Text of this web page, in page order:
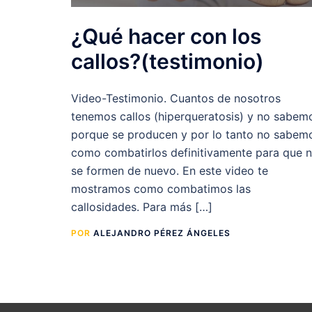
¿Qué hacer con los
callos?(testimonio)
Video-Testimonio. Cuantos de nosotros
tenemos callos (hiperqueratosis) y no
porque se producen y por lo tanto no
como combatirlos definitivamente para que
se formen de nuevo. En este video te
mostramos como combatimos las
callosidades. Para más […]
POR ALEJANDRO PÉREZ ÁNGELES